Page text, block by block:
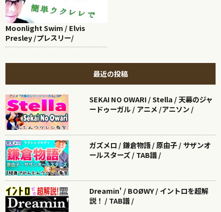
Moonlight Swim / Elvis
Presley /プレスリー/
最近の投稿
SEKAI NO OWARI / Stella / 天幕のジャ
ードゥーガル / アニメ /アニソン /
ガズメロ / 鎌倉物語 / 原由子 / サザンオ
ールスターズ / TAB譜 /
Dreamin' / BOØWY / イントロを超解
説！ / TAB譜 /